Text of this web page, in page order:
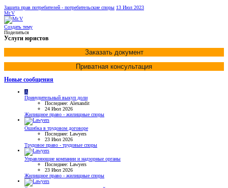
Защита прав потребителей - потребительские споры 13 Июл 2023
Mr.V
Создать тему
Поделиться
Услуги юристов
Заказать документ
Приватная консультация
Новые сообщения
A
Принудительный выкуп доли
Последнее: Alexandit
24 Июл 2026
Жилищное право - жилищные споры
Ошибка в трудовом договоре
Последнее: Lawyers
23 Июл 2026
Трудовое право - трудовые споры
Управляющие компании и надзорные органы
Последнее: Lawyers
23 Июл 2026
Жилищное право - жилищные споры